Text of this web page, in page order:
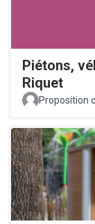
Piétons,
Riquet
Proposition